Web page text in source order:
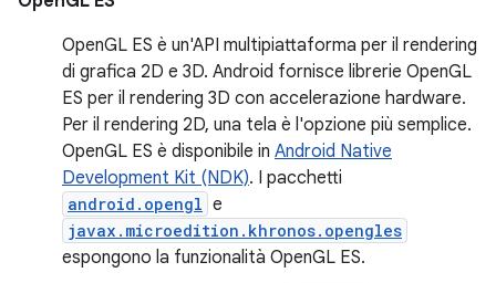
OpenGL ES è un'API multipiattaforma per il rendering
di grafica 2D e 3D. Android fornisce librerie OpenGL
ES per il rendering 3D con accelerazione hardware.
Per il rendering 2D, una tela è l'opzione più semplice.
OpenGL ES è disponibile in Android Native
Development Kit (NDK). I pacchetti
android.opengl e
javax.microedition.khronos.opengles
espongono la funzionalità OpenGL ES.